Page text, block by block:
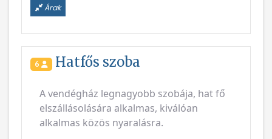
Árak
6 Hatfős szoba
A vendégház legnagyobb szobája, hat fő
elszállásolására alkalmas, kiválóan
alkalmas közös nyaralásra.